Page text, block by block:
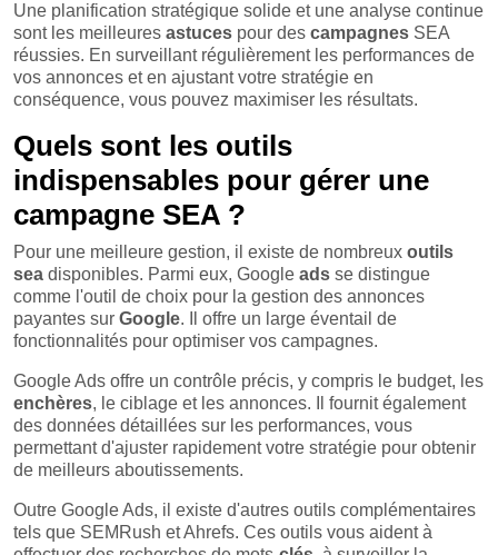
Une planification stratégique solide et une analyse continue
sont les meilleures astuces pour des campagnes SEA
réussies. En surveillant régulièrement les performances de
vos annonces et en ajustant votre stratégie en
conséquence, vous pouvez maximiser les résultats.
Quels sont les outils
indispensables pour gérer une
campagne SEA ?
Pour une meilleure gestion, il existe de nombreux outils
sea disponibles. Parmi eux, Google ads se distingue
comme l'outil de choix pour la gestion des annonces
payantes sur Google. Il offre un large éventail de
fonctionnalités pour optimiser vos campagnes.
Google Ads offre un contrôle précis, y compris le budget, les
enchères, le ciblage et les annonces. Il fournit également
des données détaillées sur les performances, vous
permettant d'ajuster rapidement votre stratégie pour obtenir
de meilleurs aboutissements.
Outre Google Ads, il existe d'autres outils complémentaires
tels que SEMRush et Ahrefs. Ces outils vous aident à